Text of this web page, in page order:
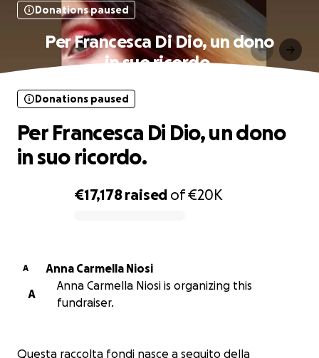
Donations paused
Per Francesca Di Dio, un dono
in suo ricordo.
€17,178 raised of€20K
Donations paused
Per Francesca Di Dio, un dono
in suo ricordo.
A
Anna Carmella Niosi
A
Anna Carmella Niosi is organizing this
fundraiser.
Questa raccolta fondi nasce a seguito della